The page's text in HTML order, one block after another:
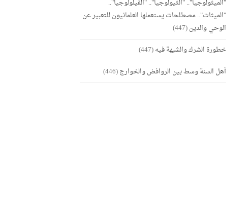
"الميثولوجيا".. "الثيولوجيا".. "الفيلولوجيا"..
"الميثات".. مصطلحات يستعملها العلمانيون للتعبير عن
الوحي والدين(447)
خطورة الشرك والشبهة فيه(447)
أهل السنة وسط بين الروافض والخوارج(446)